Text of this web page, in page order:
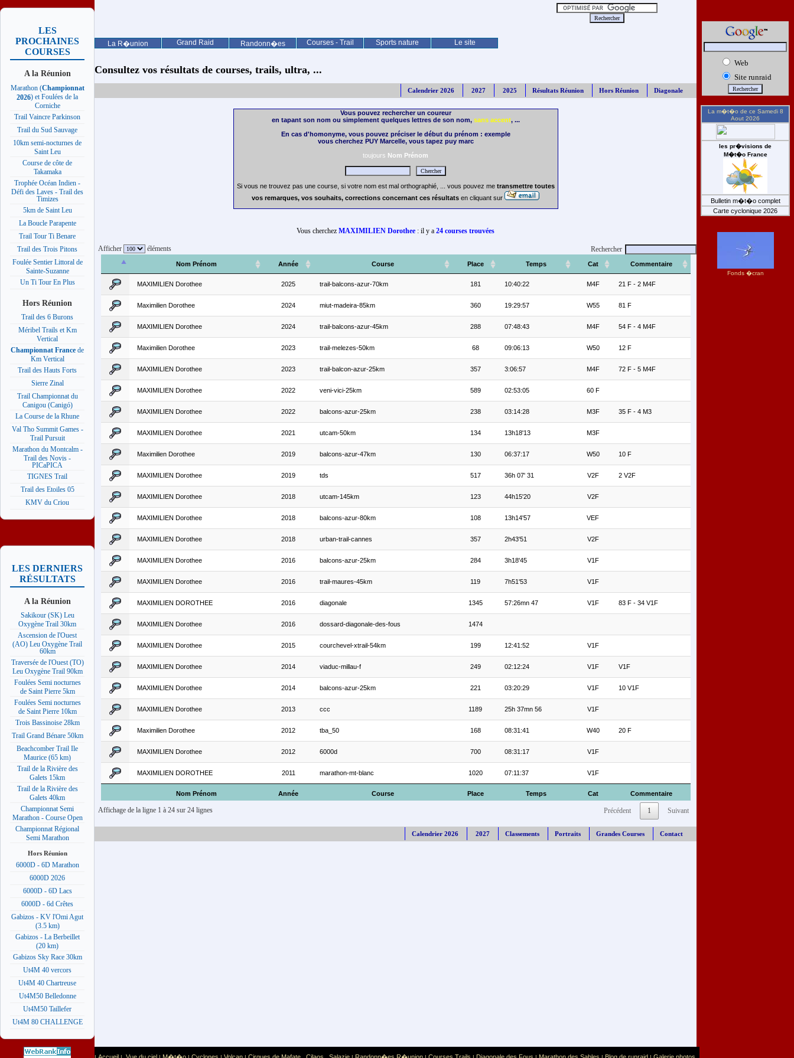
La R�union Grand Raid Randonn�es Courses - Trail Sports nature Le site
LES
PROCHAINES
COURSES
A la Réunion
Marathon (Championnat
2026) et Foulées de la
Corniche
Trail Vaincre Parkinson
Trail du Sud Sauvage
10km semi-nocturnes de
Saint Leu
Course de côte de
Takamaka
Trophée Océan Indien -
Défi des Laves - Trail des
Timizes
5km de Saint Leu
La Boucle Parapente
Trail Tour Ti Benare
Trail des Trois Pitons
Foulée Sentier Littoral de
Sainte-Suzanne
Un Ti Tour En Plus
Hors Réunion
Trail des 6 Burons
Méribel Trails et Km
Vertical
Championnat France de
Km Vertical
Trail des Hauts Forts
Sierre Zinal
Trail Championnat du
Canigou (Canigó)
La Course de la Rhune
Val Tho Summit Games -
Trail Pursuit
Marathon du Montcalm -
Trail des Novis -
PICaPICA
TIGNES Trail
Trail des Etoiles 05
KMV du Criou
LES DERNIERS
RÉSULTATS
A la Réunion
Sakikour (SK) Leu
Oxygène Trail 30km
Ascension de l'Ouest
(AO) Leu Oxygène Trail
60km
Traversée de l'Ouest (TO)
Leu Oxygène Trail 90km
Foulées Semi nocturnes
de Saint Pierre 5km
Foulées Semi nocturnes
de Saint Pierre 10km
Trois Bassinoise 28km
Trail Grand Bénare 50km
Beachcomber Trail Ile
Maurice (65 km)
Trail de la Rivière des
Galets 15km
Trail de la Rivière des
Galets 40km
Championnat Semi
Marathon - Course Open
Championnat Régional
Semi Marathon
Hors Réunion
6000D - 6D Marathon
6000D 2026
6000D - 6D Lacs
6000D - 6d Crêtes
Gabizos - KV l'Omi Agut
(3.5 km)
Gabizos - La Berbeillet
(20 km)
Gabizos Sky Race 30km
Ut4M 40 vercors
Ut4M 40 Chartreuse
Ut4M50 Belledonne
Ut4M50 Taillefer
Ut4M 80 CHALLENGE
Consultez vos résultats de courses, trails, ultra, ...
Calendrier 2026 2027 2025 Résultats Réunion Hors Réunion Diagonale
Vous pouvez rechercher un coureur
en tapant son nom ou simplement quelques lettres de son nom, sans accent, ...
En cas d'homonyme, vous pouvez préciser le début du prénom : exemple
vous cherchez PUY Marcelle, vous tapez puy marc
toujours Nom Prénom
Si vous ne trouvez pas une course, si votre nom est mal orthographié, ... vous pouvez me transmettre toutes
vos remarques, vos souhaits, corrections concernant ces résultats en cliquant sur
Vous cherchez MAXIMILIEN Dorothee : il y a 24 courses trouvées
Afficher éléments Rechercher
Nom Prénom Année Course Place Temps Cat Commentaire
Nom Prénom Année Course Place Temps Cat Commentaire
MAXIMILIEN Dorothee 2025 trail-balcons-azur-70km 181 10:40:22 M4F 21 F - 2 M4F
Maximilien Dorothee 2024 miut-madeira-85km 360 19:29:57 W55 81 F
MAXIMILIEN Dorothee 2024 trail-balcons-azur-45km 288 07:48:43 M4F 54 F - 4 M4F
Maximilien Dorothee 2023 trail-melezes-50km 68 09:06:13 W50 12 F
MAXIMILIEN Dorothee 2023 trail-balcon-azur-25km 357 3:06:57 M4F 72 F - 5 M4F
MAXIMILIEN Dorothee 2022 veni-vici-25km 589 02:53:05 60 F
MAXIMILIEN Dorothee 2022 balcons-azur-25km 238 03:14:28 M3F 35 F - 4 M3
MAXIMILIEN Dorothee 2021 utcam-50km 134 13h18'13 M3F
Maximilien Dorothee 2019 balcons-azur-47km 130 06:37:17 W50 10 F
MAXIMILIEN Dorothee 2019 tds 517 36h 07' 31 V2F 2 V2F
MAXIMILIEN Dorothee 2018 utcam-145km 123 44h15'20 V2F
MAXIMILIEN Dorothee 2018 balcons-azur-80km 108 13h14'57 VEF
MAXIMILIEN Dorothee 2018 urban-trail-cannes 357 2h43'51 V2F
MAXIMILIEN Dorothee 2016 balcons-azur-25km 284 3h18'45 V1F
MAXIMILIEN Dorothee 2016 trail-maures-45km 119 7h51'53 V1F
MAXIMILIEN DOROTHEE 2016 diagonale 1345 57:26mn 47 V1F 83 F - 34 V1F
MAXIMILIEN Dorothee 2016 dossard-diagonale-des-fous 1474
MAXIMILIEN Dorothee 2015 courchevel-xtrail-54km 199 12:41:52 V1F
MAXIMILIEN Dorothee 2014 viaduc-millau-f 249 02:12:24 V1F V1F
MAXIMILIEN Dorothee 2014 balcons-azur-25km 221 03:20:29 V1F 10 V1F
MAXIMILIEN Dorothee 2013 ccc 1189 25h 37mn 56 V1F
Maximilien Dorothee 2012 tba_50 168 08:31:41 W40 20 F
MAXIMILIEN Dorothee 2012 6000d 700 08:31:17 V1F
MAXIMILIEN DOROTHEE 2011 marathon-mt-blanc 1020 07:11:37 V1F
Affichage de la ligne 1 à 24 sur 24 lignes Précédent 1 Suivant
Calendrier 2026 2027 Classements Portraits Grandes Courses Contact
Web
Site runraid
La m�t�o de ce Samedi 8
Aout 2026
les pr�visions de
M�t�o France
Bulletin m�t�o complet
Carte cyclonique 2026
Fonds �cran